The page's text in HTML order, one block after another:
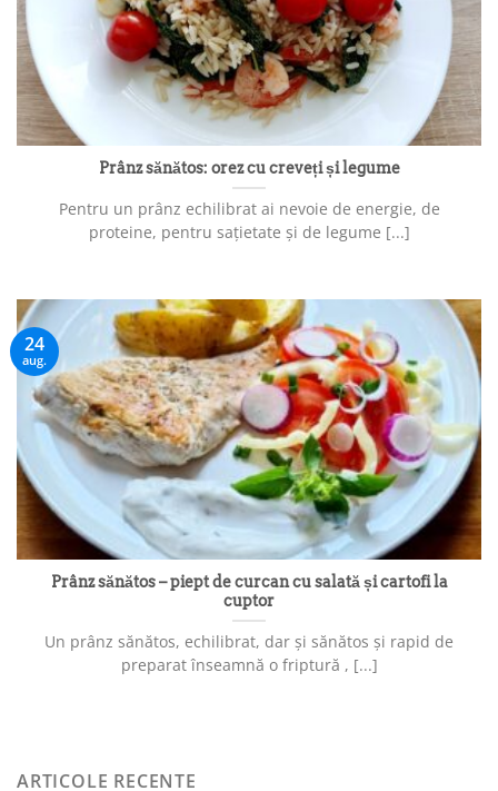
Prânz sănătos: orez cu creveți și legume
Pentru un prânz echilibrat ai nevoie de energie, de
proteine, pentru sațietate și de legume [...]
Prânz sănătos – piept de curcan cu salată și cartofi la
cuptor
Un prânz sănătos, echilibrat, dar și sănătos și rapid de
preparat înseamnă o friptură , [...]
24
aug.
ARTICOLE RECENTE